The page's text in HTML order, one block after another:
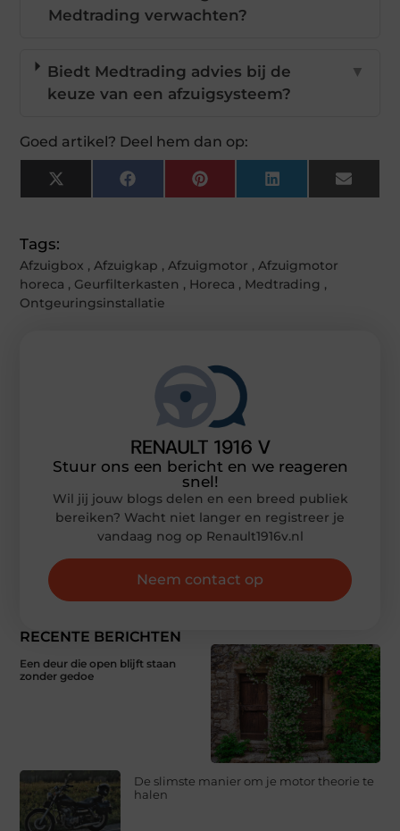
Medtrading verwachten?
Biedt Medtrading advies bij de
keuze van een afzuigsysteem?
▼
Goed artikel? Deel hem dan op:
X
(Twitter)
FacebookPinterestLinkedInEmail
Tags:
Afzuigbox ,Afzuigkap ,Afzuigmotor ,Afzuigmotor
horeca , Geurfilterkasten , Horeca , Medtrading ,
Ontgeuringsinstallatie
RECENTE BERICHTEN
Een deur die open blijft staan
zonder gedoe
De slimste manier om je motor theorie te
halen
Stuur ons een bericht en we reageren
snel!
Wil jij jouw blogs delen en een breed publiek
bereiken? Wacht niet langer en registreer je
vandaag nog op Renault1916v.nl
Neem contact op